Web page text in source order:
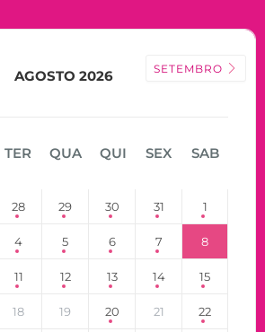
AGOSTO 2026 SETEMBRO
TER QUA QUI SEX SAB
28 29 30 31 1
4 5 6 7 8
11 12 13 14 15
18 19 20 21 22